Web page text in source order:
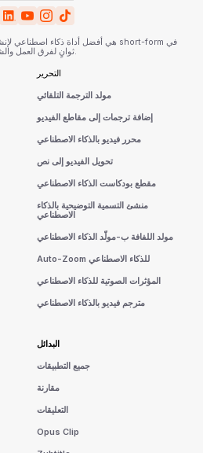
ثوانٍ لفرق العمل والشركات.
التحرير
مولد الترجمة التلقائي
إضافة ترجمات إلى مقاطع الفيديو
محرر فيديو بالذكاء الاصطناعي
تحويل الفيديو إلى نص
مقطع بودكاست الذكاء الاصطناعي
منشئ التسمية التوضيحية بالذكاء
الاصطناعي
مولد اللفافة ب-مولّد الذكاء الاصطناعي
Auto-Zoom للذكاء الاصطناعي
المؤثرات الصوتية للذكاء الاصطناعي
مترجم فيديو بالذكاء الاصطناعي
البدائل
جميع التطبيقات
مقارنة
التعليقات
Opus Clip